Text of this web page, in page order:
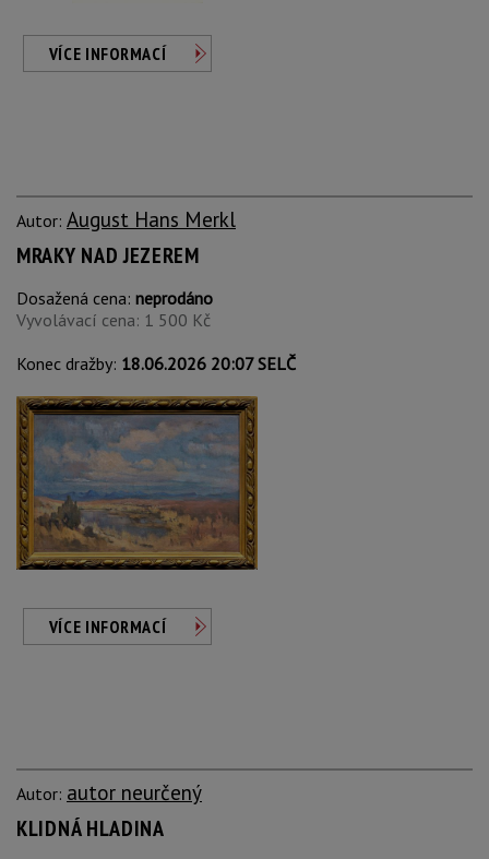
VÍCE INFORMACÍ
Autor: August Hans Merkl
MRAKY NAD JEZEREM
Dosažená cena: neprodáno
Vyvolávací cena: 1 500 Kč
Konec dražby: 18.06.2026 20:07 SELČ
VÍCE INFORMACÍ
Autor: autor neurčený
KLIDNÁ HLADINA